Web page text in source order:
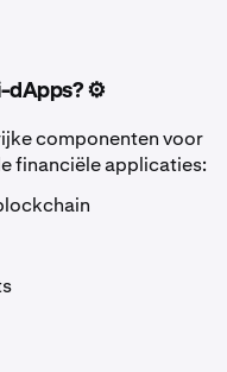
dApps? ⚙️
componenten voor
financiële applicaties: